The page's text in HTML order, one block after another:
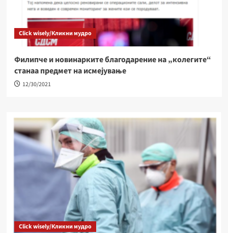
Повик за учество на работилница за
стратешко планирање за граѓански
организации
Граѓански ресурсен центар
Мобилниот ресурсен центар во посета на
Македонска Каменица – потребна е поголема
поддршка за локалните организации и
Поглавје 27
(Видео) Дислоцирањето на Усје е невозможна
мисија, а на Вардариште живеат 30 семејства
што бара вклучување на институции –
Каранфилова Мазневска во „Стадион“
„Граѓаните и медиумите го „озеленуваат„ Поглавјето
Поглавје 27
Публикација
Поефикасно управување со отпадот –
публикација
Click wisely/Кликни мудро
Филипче и новинарките благодарение на „колегите“
станаа предмет на исмејување
12/30/2021
Click wisely/Кликни мудро